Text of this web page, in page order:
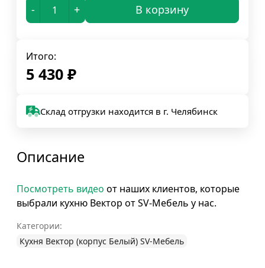
- + В корзину
Итого:
5 430 ₽
Склад отгрузки находится в г. Челябинск
Описание
Посмотреть видео от наших клиентов, которые
выбрали кухню Вектор от SV-Мебель у нас.
Категории:
Кухня Вектор (корпус Белый) SV-Мебель